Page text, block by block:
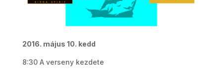
2016. május 10. kedd
8:30 A verseny kezdete